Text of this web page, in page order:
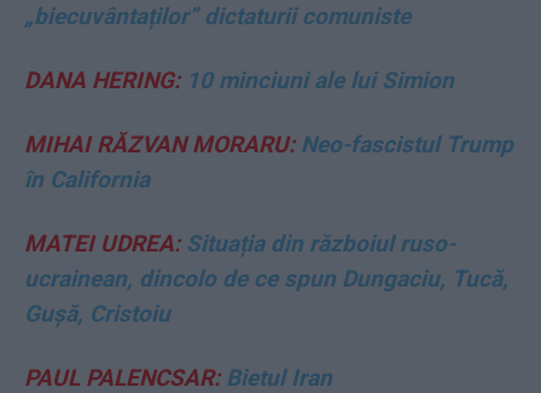
„biecuvântaților” dictaturii comuniste
DANA HERING:10 minciuni ale lui Simion
MIHAI RĂZVAN MORARU:Neo-fascistul Trump
în California
MATEI UDREA:Situația din războiul ruso-
ucrainean, dincolo de ce spun Dungaciu, Tucă,
Gușă, Cristoiu
PAUL PALENCSAR:Bietul Iran